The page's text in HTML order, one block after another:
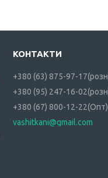
+380 (63) 875-97-17 розн
+380 (95) 247-16-02 розн
+380 (67) 800-12-22 Опт
vashitkani@gmail.com